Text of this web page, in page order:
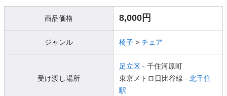
商品価格 8,000円
ジャンル 椅子 > チェア
受け渡し場所
足立区 - 千住河原町
東京メトロ日比谷線 - 北千住
駅